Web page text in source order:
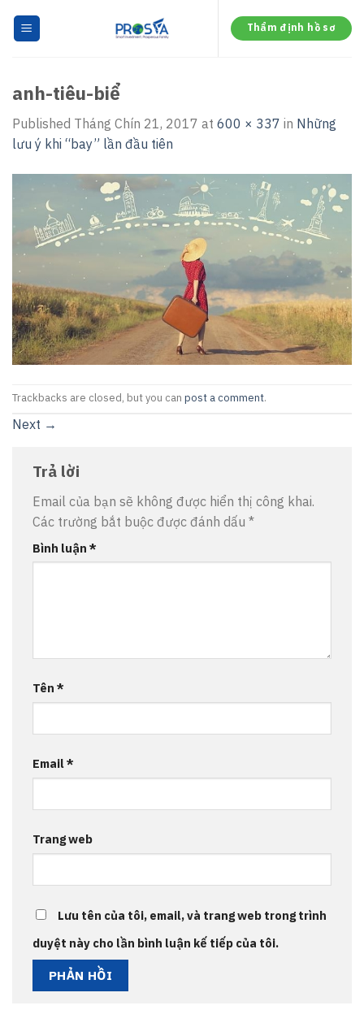
Thẩm định hồ sơ
anh-tiêu-biể
Published Tháng Chín 21, 2017 at 600 × 337 in Những
lưu ý khi “bay” lần đầu tiên
Trackbacks are closed, but you can post a comment.
Next →
Trả lời
Email của bạn sẽ không được hiển thị công khai.
Các trường bắt buộc được đánh dấu *
Bình luận *
Tên *
Email*
Trang web
Lưu tên của tôi, email, và trang web trong trình
duyệt này cho lần bình luận kế tiếp của tôi.